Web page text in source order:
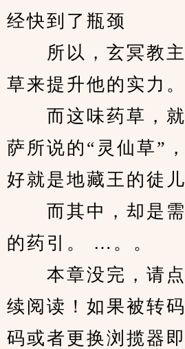
经快到了瓶颈
所以，玄冥教主
草来提升他的实力。
而这味药草，就
萨所说的“灵仙草”
好就是地藏王的徒
而其中，却是需
的药引。 …。。
本章没完，请点
续阅读！如果被转
码或者更换浏揽器即